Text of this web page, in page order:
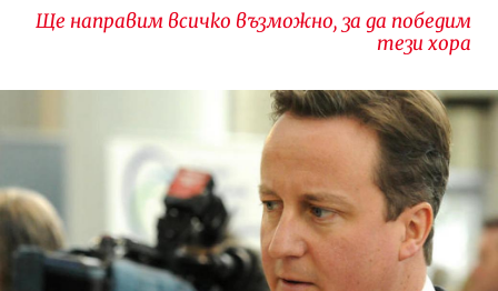
Ще направим всичко възможно, за да победим
тези хора